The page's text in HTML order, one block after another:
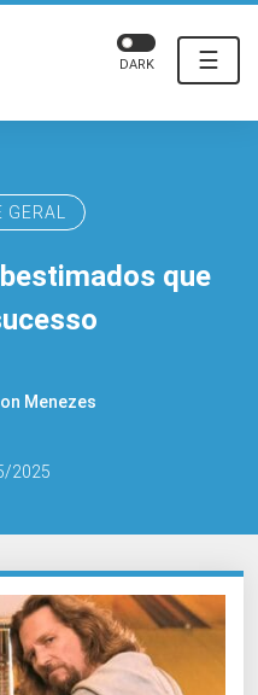
☰
DARK
GERAL
que
Menezes
2025